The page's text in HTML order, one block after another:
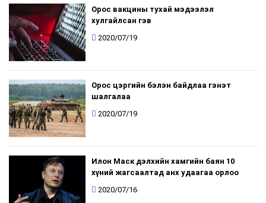
Орос вакцины тухай мэдээлэл
хулгайлсан гэв
2020/07/19
Орос цэргийн бэлэн байдлаа гэнэт
шалгалаа
2020/07/19
Илон Маск дэлхийн хамгийн баян 10
хүний жагсаалтад анх удаагаа орлоо
2020/07/16